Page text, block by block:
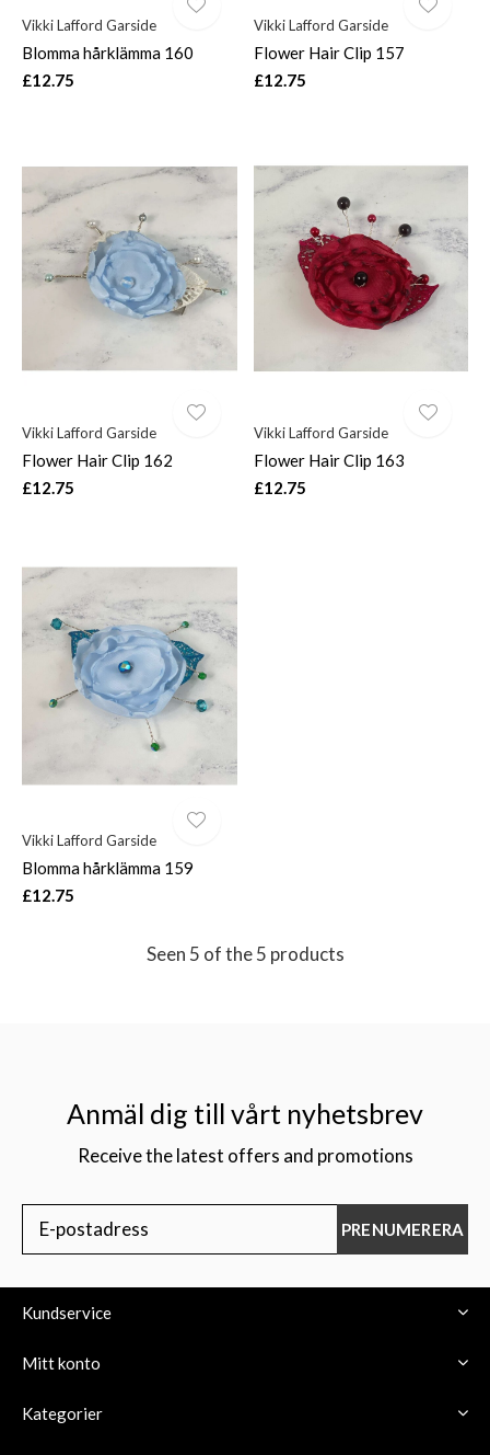
Vikki Lafford Garside
Blomma hårklämma 160
£12.75
Vikki Lafford Garside
Flower Hair Clip 157
£12.75
Vikki Lafford Garside
Flower Hair Clip 162
£12.75
Vikki Lafford Garside
Flower Hair Clip 163
£12.75
Vikki Lafford Garside
Blomma hårklämma 159
£12.75
Seen 5 of the 5 products
Anmäl dig till vårt nyhetsbrev
Receive the latest offers and promotions
PRENUMERERA
Kundservice
Mitt konto
Kategorier